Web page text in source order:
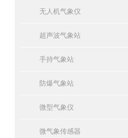
无人机气象仪
超声波气象站
手持气象站
防爆气象站
微型气象仪
微气象传感器